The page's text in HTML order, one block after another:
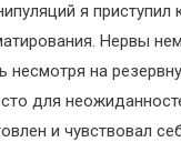
я приступил
Нервы
несмотря на
для
и чувствовал